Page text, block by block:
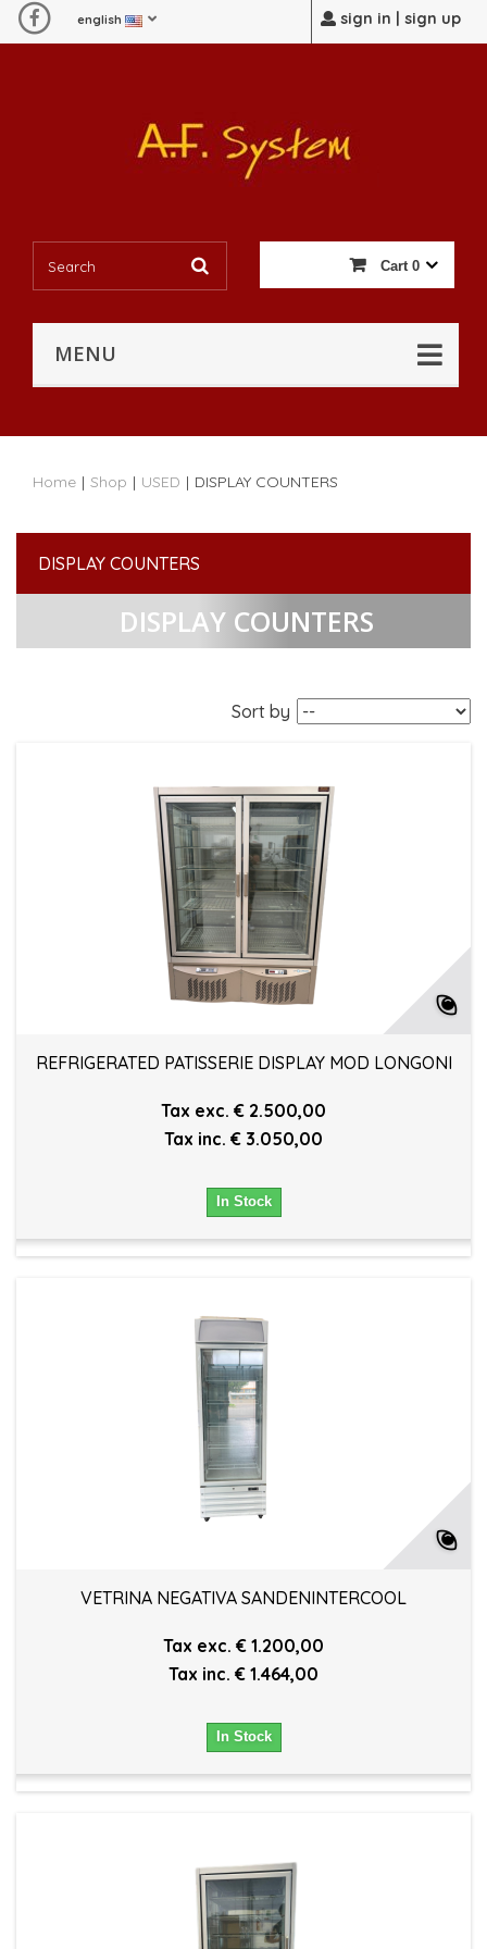
sign in | sign up
english
Cart 0
MENU
Home | Shop | USED | DISPLAY COUNTERS
DISPLAY COUNTERS
DISPLAY COUNTERS
Sort by
REFRIGERATED PATISSERIE DISPLAY MOD LONGONI
Tax exc. € 2.500,00
Tax inc. € 3.050,00
In Stock
VETRINA NEGATIVA SANDENINTERCOOL
Tax exc. € 1.200,00
Tax inc. € 1.464,00
In Stock